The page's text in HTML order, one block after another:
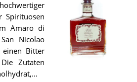
Spirituosen
Amaro di
Nicolao
Bitter
Zutaten